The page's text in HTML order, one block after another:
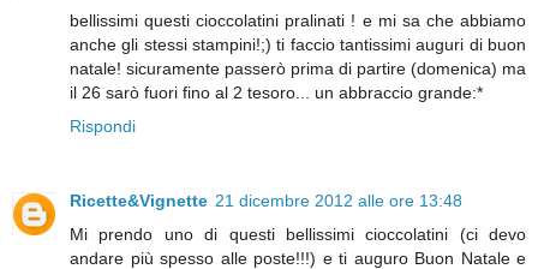
bellissimi questi cioccolatini pralinati ! e mi sa che abbiamo
anche gli stessi stampini!;) ti faccio tantissimi auguri di buon
natale! sicuramente passerò prima di partire (domenica) ma
il 26 sarò fuori fino al 2 tesoro... un abbraccio grande:*
Rispondi
Ricette&Vignette 21 dicembre 2012 alle ore 13:48
Mi prendo uno di questi bellissimi cioccolatini (ci devo
andare più spesso alle poste!!!) e ti auguro Buon Natale e